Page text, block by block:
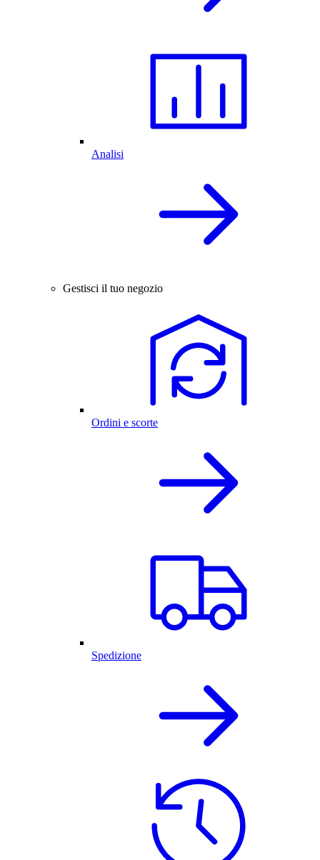
Analisi
Gestisci il tuo negozio
Ordini e scorte
Spedizione